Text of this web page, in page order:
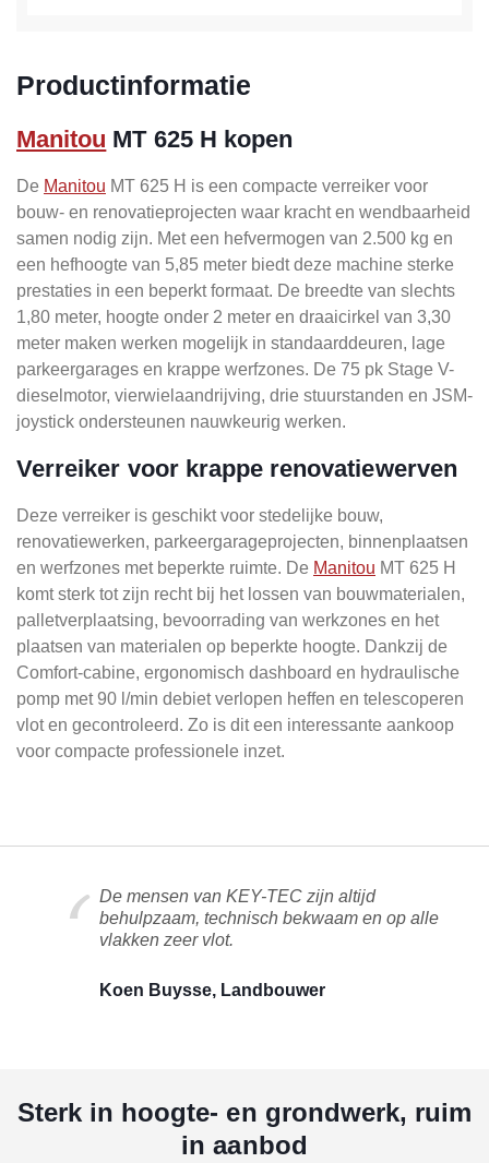
Productinformatie
Manitou MT 625 H kopen
De Manitou MT 625 H is een compacte verreiker voor
bouw- en renovatieprojecten waar kracht en wendbaarheid
samen nodig zijn. Met een hefvermogen van 2.500 kg en
een hefhoogte van 5,85 meter biedt deze machine sterke
prestaties in een beperkt formaat. De breedte van slechts
1,80 meter, hoogte onder 2 meter en draaicirkel van 3,30
meter maken werken mogelijk in standaarddeuren, lage
parkeergarages en krappe werfzones. De 75 pk Stage V-
dieselmotor, vierwielaandrijving, drie stuurstanden en JSM-
joystick ondersteunen nauwkeurig werken.
Verreiker voor krappe renovatiewerven
Deze verreiker is geschikt voor stedelijke bouw,
renovatiewerken, parkeergarageprojecten, binnenplaatsen
en werfzones met beperkte ruimte. De Manitou MT 625 H
komt sterk tot zijn recht bij het lossen van bouwmaterialen,
palletverplaatsing, bevoorrading van werkzones en het
plaatsen van materialen op beperkte hoogte. Dankzij de
Comfort-cabine, ergonomisch dashboard en hydraulische
pomp met 90 l/min debiet verlopen heffen en telescoperen
vlot en gecontroleerd. Zo is dit een interessante aankoop
voor compacte professionele inzet.
De mensen van KEY-TEC zijn altijd
behulpzaam, technisch bekwaam en op alle
vlakken zeer vlot.
Koen Buysse, Landbouwer
Sterk in hoogte- en grondwerk, ruim
in aanbod